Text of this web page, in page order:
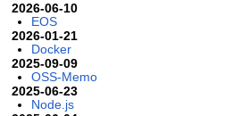
2026-06-10
EOS
2026-01-21
Docker
2025-09-09
OSS-Memo
2025-06-23
Node.js